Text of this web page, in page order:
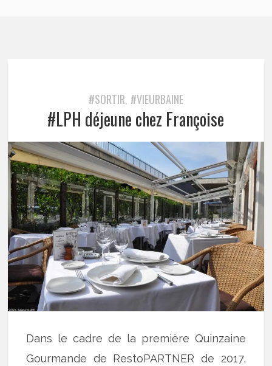
#SORTIR, #VIEURBAINE
#LPH déjeune chez Françoise
Dans le cadre de la première Quinzaine
Gourmande de RestoPARTNER de 2017,